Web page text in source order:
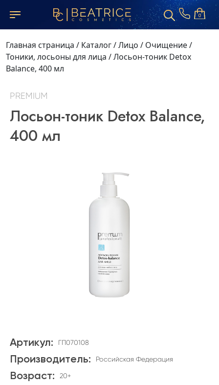
0
Главная страница / Каталог/Лицо / Очищение/
Тоники, лосьоны для лица /Лосьон-тоник Detox
Balance, 400 мл
PREMIUM
Лосьон-тоник Detox Balance,
400 мл
Артикул: ГП070108
Производитель: Российская Федерация
Возраст: 20+